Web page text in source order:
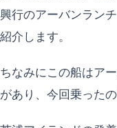
興行のアーバンラン
紹介します。
ちなみにこの船はア
があり、今回乗った